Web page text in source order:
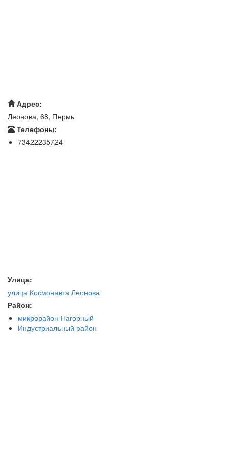
Адрес:
Леонова, 68, Пермь
Телефоны:
73422235724
Улица:
улица Космонавта Леонова
Район:
микрорайон Нагорный
Индустриальный район